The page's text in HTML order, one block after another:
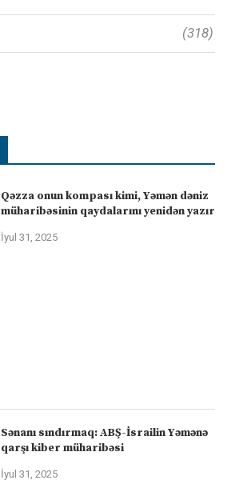
(318)
Qəzza onun kompası kimi, Yəmən dəniz
müharibəsinin qaydalarını yenidən yazır
İyul 31, 2025
Sənanı sındırmaq: ABŞ-İsrailin Yəmənə
qarşı kiber müharibəsi
İyul 31, 2025